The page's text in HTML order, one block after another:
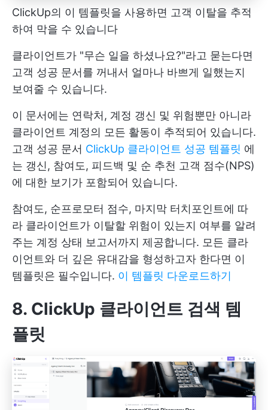
ClickUp의 이 템플릿을 사용하면 고객 이탈을 추적
하여 막을 수 있습니다
클라이언트가 "무슨 일을 하셨나요?"라고 묻는다면
고객 성공 문서를 꺼내서 얼마나 바쁘게 일했는지
보여줄 수 있습니다.
이 문서에는 연락처, 계정 갱신 및 위험뿐만 아니라
클라이언트 계정의 모든 활동이 추적되어 있습니다.
고객 성공 문서 ClickUp 클라이언트 성공 템플릿 에
는 갱신, 참여도, 피드백 및 순 추천 고객 점수(NPS)
에 대한 보기가 포함되어 있습니다.
참여도, 순프로모터 점수, 마지막 터치포인트에 따
라 클라이언트가 이탈할 위험이 있는지 여부를 알려
주는 계정 상태 보고서까지 제공합니다. 모든 클라
이언트와 더 깊은 유대감을 형성하고자 한다면 이
템플릿은 필수입니다. 이 템플릿 다운로드하기
8. ClickUp 클라이언트 검색 템
플릿